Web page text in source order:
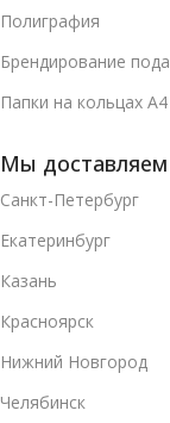
Полиграфия
Брендирование
Папки на кольцах А4
Мы доставляем
Санкт-Петербург
Екатеринбург
Казань
Красноярск
Нижний Новгород
Челябинск